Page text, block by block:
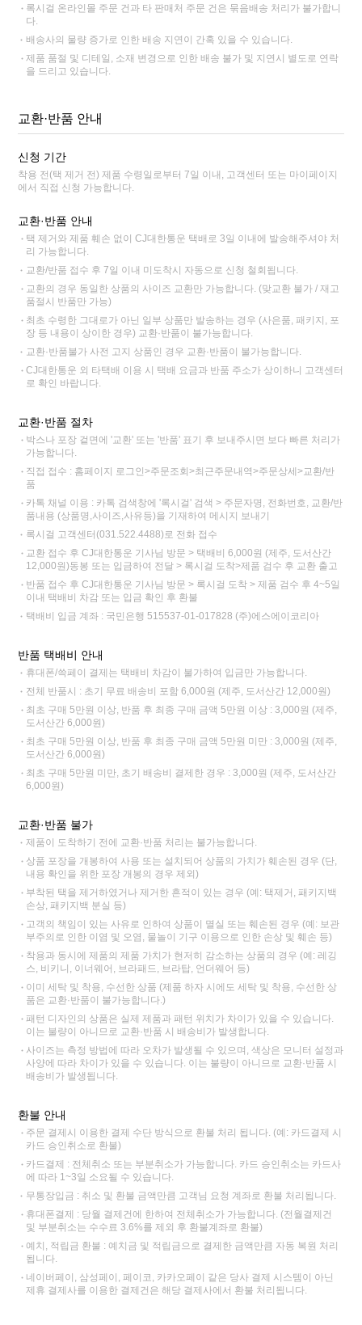
록시걸 온라인몰 주문 건과 타 판매처 주문 건은 묶음배송 처리가 불가합니
다.
배송사의 물량 증가로 인한 배송 지연이 간혹 있을 수 있습니다.
제품 품절 및 디테일, 소재 변경으로 인한 배송 불가 및 지연시 별도로 연락
을 드리고 있습니다.
교환·반품 안내
신청 기간
착용 전(택 제거 전) 제품 수령일로부터 7일 이내, 고객센터 또는 마이페이지
에서 직접 신청 가능합니다.
교환·반품 안내
택 제거와 제품 훼손 없이 CJ대한통운 택배로 3일 이내에 발송해주셔야 처
리 가능합니다.
교환/반품 접수 후 7일 이내 미도착시 자동으로 신청 철회됩니다.
교환의 경우 동일한 상품의 사이즈 교환만 가능합니다. (맞교환 불가 / 재고
품절시 반품만 가능)
최초 수령한 그대로가 아닌 일부 상품만 발송하는 경우 (사은품, 패키지, 포
장 등 내용이 상이한 경우) 교환·반품이 불가능합니다.
교환·반품불가 사전 고지 상품인 경우 교환·반품이 불가능합니다.
CJ대한통운 외 타택배 이용 시 택배 요금과 반품 주소가 상이하니 고객센터
로 확인 바랍니다.
교환·반품 절차
박스나 포장 겉면에 '교환' 또는 '반품' 표기 후 보내주시면 보다 빠른 처리가
가능합니다.
직접 접수 : 홈페이지 로그인>주문조회>최근주문내역>주문상세>교환/반
품
카톡 채널 이용 : 카톡 검색창에 '록시걸' 검색 > 주문자명, 전화번호, 교환/반
품내용 (상품명,사이즈,사유등)을 기재하여 메시지 보내기
록시걸 고객센터(031.522.4488)로 전화 접수
교환 접수 후 CJ대한통운 기사님 방문 > 택배비 6,000원 (제주, 도서산간
12,000원)동봉 또는 입금하여 전달 > 록시걸 도착>제품 검수 후 교환 출고
반품 접수 후 CJ대한통운 기사님 방문 > 록시걸 도착 > 제품 검수 후 4~5일
이내 택배비 차감 또는 입금 확인 후 환불
택배비 입금 계좌 : 국민은행 515537-01-017828 (주)에스에이코리아
반품 택배비 안내
휴대폰/쓱페이 결제는 택배비 차감이 불가하여 입금만 가능합니다.
전체 반품시 : 초기 무료 배송비 포함 6,000원 (제주, 도서산간 12,000원)
최초 구매 5만원 이상, 반품 후 최종 구매 금액 5만원 이상 : 3,000원 (제주,
도서산간 6,000원)
최초 구매 5만원 이상, 반품 후 최종 구매 금액 5만원 미만 : 3,000원 (제주,
도서산간 6,000원)
최초 구매 5만원 미만, 초기 배송비 결제한 경우 : 3,000원 (제주, 도서산간
6,000원)
교환·반품 불가
제품이 도착하기 전에 교환·반품 처리는 불가능합니다.
상품 포장을 개봉하여 사용 또는 설치되어 상품의 가치가 훼손된 경우 (단,
내용 확인을 위한 포장 개봉의 경우 제외)
부착된 택을 제거하였거나 제거한 흔적이 있는 경우 (예: 택제거, 패키지백
손상, 패키지백 분실 등)
고객의 책임이 있는 사유로 인하여 상품이 멸실 또는 훼손된 경우 (예: 보관
부주의로 인한 이염 및 오염, 물놀이 기구 이용으로 인한 손상 및 훼손 등)
착용과 동시에 제품의 제품 가치가 현저히 감소하는 상품의 경우 (예: 레깅
스, 비키니, 이너웨어, 브라패드, 브라탑, 언더웨어 등)
이미 세탁 및 착용, 수선한 상품 (제품 하자 시에도 세탁 및 착용, 수선한 상
품은 교환·반품이 불가능합니다.)
패턴 디자인의 상품은 실제 제품과 패턴 위치가 차이가 있을 수 있습니다.
이는 불량이 아니므로 교환·반품 시 배송비가 발생합니다.
사이즈는 측정 방법에 따라 오차가 발생될 수 있으며, 색상은 모니터 설정과
사양에 따라 차이가 있을 수 있습니다. 이는 불량이 아니므로 교환·반품 시
배송비가 발생됩니다.
환불 안내
주문 결제시 이용한 결제 수단 방식으로 환불 처리 됩니다. (예: 카드결제 시
카드 승인취소로 환불)
카드결제 : 전체취소 또는 부분취소가 가능합니다. 카드 승인취소는 카드사
에 따라 1~3일 소요될 수 있습니다.
무통장입금 : 취소 및 환불 금액만큼 고객님 요청 계좌로 환불 처리됩니다.
휴대폰결제 : 당월 결제건에 한하여 전체취소가 가능합니다. (전월결제건
및 부분취소는 수수료 3.6%를 제외 후 환불계좌로 환불)
예치, 적립금 환불 : 예치금 및 적립금으로 결제한 금액만큼 자동 복원 처리
됩니다.
네이버페이, 삼성페이, 페이코, 카카오페이 같은 당사 결제 시스템이 아닌
제휴 결제사를 이용한 결제건은 해당 결제사에서 환불 처리됩니다.